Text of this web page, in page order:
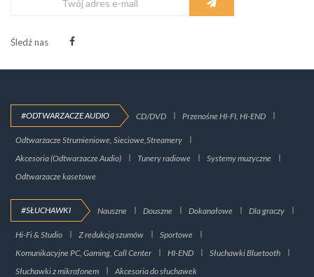
Śledź nas
#ODTWARZACZE AUDIO CD/DVD Przenośne HI-FI, HI-END
Odtwarzacze Strumieniowe, Sieciowe,Streamery
Akcesoria (Odtwarzacze Audio)
Tunery radiowe
Systemy muzyczne
Odtwarzacze kasetowe
#SŁUCHAWKI Nauszne Douszne Dokanałowe Dla graczy
Hi-Fi & Studio Z redukcją szumów
Sportowe
Komunikacyjne PC, Gaming, Call Center
HI-END
Słuchawki Bluetooth
Słuchawki z mikrofonem
Akcesoria do słuchawek